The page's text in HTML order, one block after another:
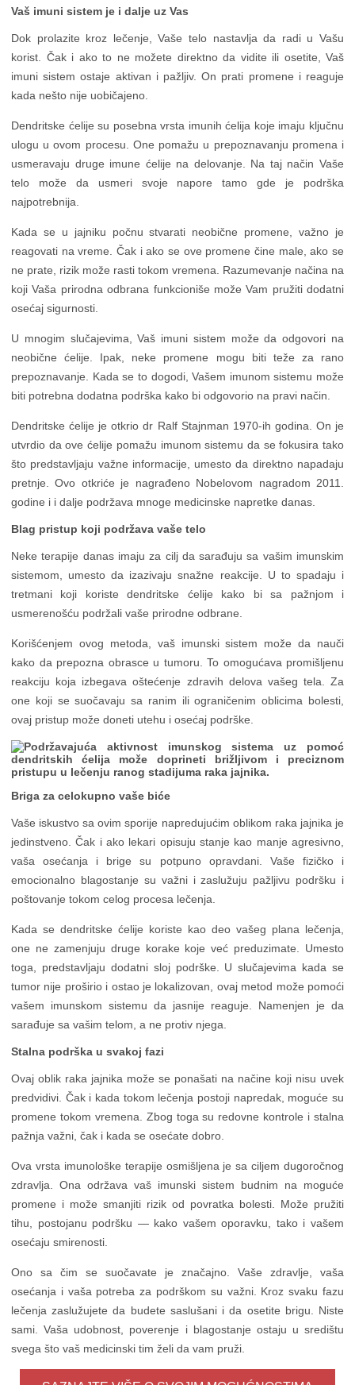
Vaš imuni sistem je i dalje uz Vas
Dok prolazite kroz lečenje, Vaše telo nastavlja da radi u Vašu
korist. Čak i ako to ne možete direktno da vidite ili osetite, Vaš
imuni sistem ostaje aktivan i pažljiv. On prati promene i reaguje
kada nešto nije uobičajeno.
Dendritske ćelije su posebna vrsta imunih ćelija koje imaju ključnu
ulogu u ovom procesu. One pomažu u prepoznavanju promena i
usmeravaju druge imune ćelije na delovanje. Na taj način Vaše
telo može da usmeri svoje napore tamo gde je podrška
najpotrebnija.
Kada se u jajniku počnu stvarati neobične promene, važno je
reagovati na vreme. Čak i ako se ove promene čine male, ako se
ne prate, rizik može rasti tokom vremena. Razumevanje načina na
koji Vaša prirodna odbrana funkcioniše može Vam pružiti dodatni
osećaj sigurnosti.
U mnogim slučajevima, Vaš imuni sistem može da odgovori na
neobične ćelije. Ipak, neke promene mogu biti teže za rano
prepoznavanje. Kada se to dogodi, Vašem imunom sistemu može
biti potrebna dodatna podrška kako bi odgovorio na pravi način.
Dendritske ćelije je otkrio dr Ralf Stajnman 1970-ih godina. On je
utvrdio da ove ćelije pomažu imunom sistemu da se fokusira tako
što predstavljaju važne informacije, umesto da direktno napadaju
pretnje. Ovo otkriće je nagrađeno Nobelovom nagradom 2011.
godine i i dalje podržava mnoge medicinske napretke danas.
Blag pristup koji podržava vaše telo
Neke terapije danas imaju za cilj da sarađuju sa vašim imunskim
sistemom, umesto da izazivaju snažne reakcije. U to spadaju i
tretmani koji koriste dendritske ćelije kako bi sa pažnjom i
usmerenošću podržali vaše prirodne odbrane.
Korišćenjem ovog metoda, vaš imunski sistem može da nauči
kako da prepozna obrasce u tumoru. To omogućava promišljenu
reakciju koja izbegava oštećenje zdravih delova vašeg tela. Za
one koji se suočavaju sa ranim ili ograničenim oblicima bolesti,
ovaj pristup može doneti utehu i osećaj podrške.
Briga za celokupno vaše biće
Vaše iskustvo sa ovim sporije napredujućim oblikom raka jajnika je
jedinstveno. Čak i ako lekari opisuju stanje kao manje agresivno,
vaša osećanja i brige su potpuno opravdani. Vaše fizičko i
emocionalno blagostanje su važni i zaslužuju pažljivu podršku i
poštovanje tokom celog procesa lečenja.
Kada se dendritske ćelije koriste kao deo vašeg plana lečenja,
one ne zamenjuju druge korake koje već preduzimate. Umesto
toga, predstavljaju dodatni sloj podrške. U slučajevima kada se
tumor nije proširio i ostao je lokalizovan, ovaj metod može pomoći
vašem imunskom sistemu da jasnije reaguje. Namenjen je da
sarađuje sa vašim telom, a ne protiv njega.
Stalna podrška u svakoj fazi
Ovaj oblik raka jajnika može se ponašati na načine koji nisu uvek
predvidivi. Čak i kada tokom lečenja postoji napredak, moguće su
promene tokom vremena. Zbog toga su redovne kontrole i stalna
pažnja važni, čak i kada se osećate dobro.
Ova vrsta imunološke terapije osmišljena je sa ciljem dugoročnog
zdravlja. Ona održava vaš imunski sistem budnim na moguće
promene i može smanjiti rizik od povratka bolesti. Može pružiti
tihu, postojanu podršku — kako vašem oporavku, tako i vašem
osećaju smirenosti.
Ono sa čim se suočavate je značajno. Vaše zdravlje, vaša
osećanja i vaša potreba za podrškom su važni. Kroz svaku fazu
lečenja zaslužujete da budete saslušani i da osetite brigu. Niste
sami. Vaša udobnost, poverenje i blagostanje ostaju u središtu
svega što vaš medicinski tim želi da vam pruži.